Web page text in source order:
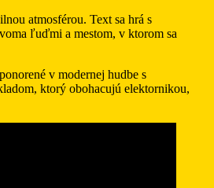
atmosférou. Text sa hrá s
ľuďmi a mestom, v ktorom sa
v modernej hudbe s
ktorý obohacujú elektornikou,